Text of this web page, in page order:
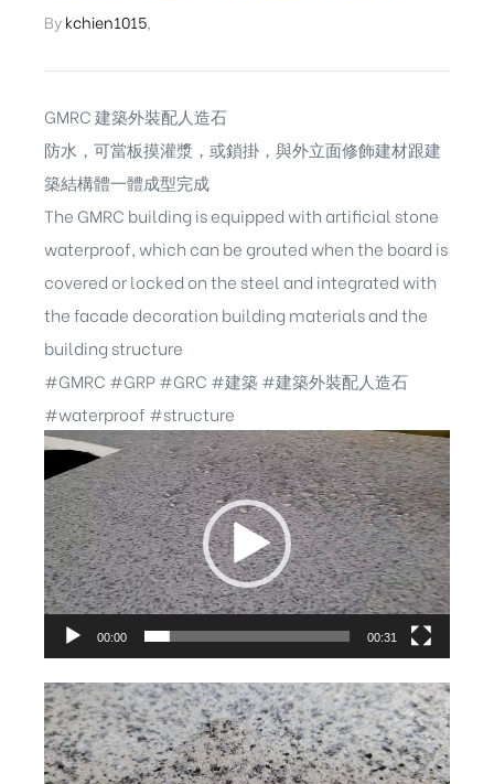
Bykchien1015
GMRC 建築外裝配人造石
防水，可當板摸灌漿，或鎖掛，與外立面修飾建材跟建
築結構體一體成型完成
The GMRC building is equipped with artificial stone
waterproof, which can be grouted when the board is
covered or locked on the steel and integrated with
the facade decoration building materials and the
building structure
#GMRC #GRP#GRC #建築#建築外裝配人造石
#waterproof #structure
視
訊
播
放
器
00:00 00:31
含日本